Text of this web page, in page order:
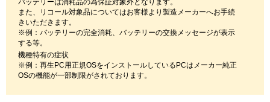
また、リコール対象品についてはお客様より製造メーカーへお手続
きいただきます。
※例：バッテリーの完全消耗、バッテリーの交換メッセージが表示
する等。
機種特有の症状
※例：再生PC用正規OSをインストールしているPCはメーカー純正
OSの機能が一部制限がされております。